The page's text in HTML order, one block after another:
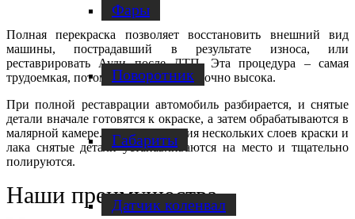
Фары
Поворотник
Габариты
Датчик коленвал
Полная перекраска позволяет восстановить внешний вид
машины, пострадавший в результате износа, или
реставрировать Ауди после ДТП. Эта процедура – самая
трудоемкая, потому и цена ее достаточно высока.
При полной реставрации автомобиль разбирается, и снятые
детали вначале готовятся к окраске, а затем обрабатываются в
малярной камере. После нанесения нескольких слоев краски и
лака снятые детали устанавливаются на место и тщательно
полируются.
Наши преимущества